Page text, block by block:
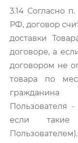
3.14 Согласно
РФ, договор
доставки
договоре, а
договором не
товара по
Пользователя
если
Пользователем).